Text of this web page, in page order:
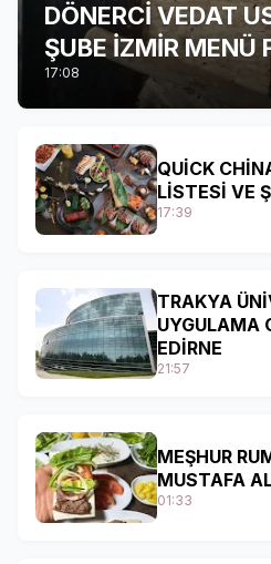
DÖNERCİ VEDAT
ŞUBE İZMİR MENÜ
17:08
QUİCK
LİSTESİ VE
17:39
TRAKYA
UYGULAMA
EDİRNE
21:57
MEŞHUR
MUSTAFA
01:33